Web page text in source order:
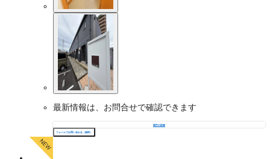
最新情報は、お問合せで確認できます
物件の詳細
フォームでお問い合わせ（無料）